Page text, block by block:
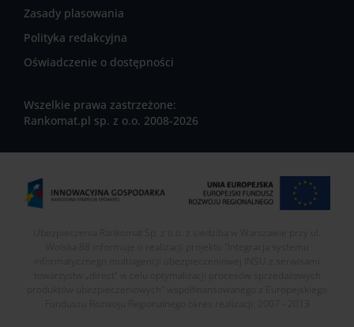
Zasady plasowania
Polityka redakcyjna
Oświadczenie o dostępności
Wszelkie prawa zastrzeżone:
Rankomat.pl sp. z o.o. 2008-2026